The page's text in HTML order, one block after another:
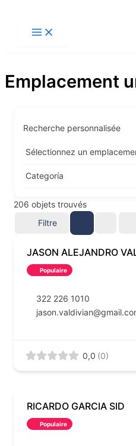
Emplacement
Recherche personnalisée
206 objets trouvés
Filtre
JASON ALEJANDRO
Populaire
322 226 1010
0,0 (0)
RICARDO GARCIA SID
Populaire